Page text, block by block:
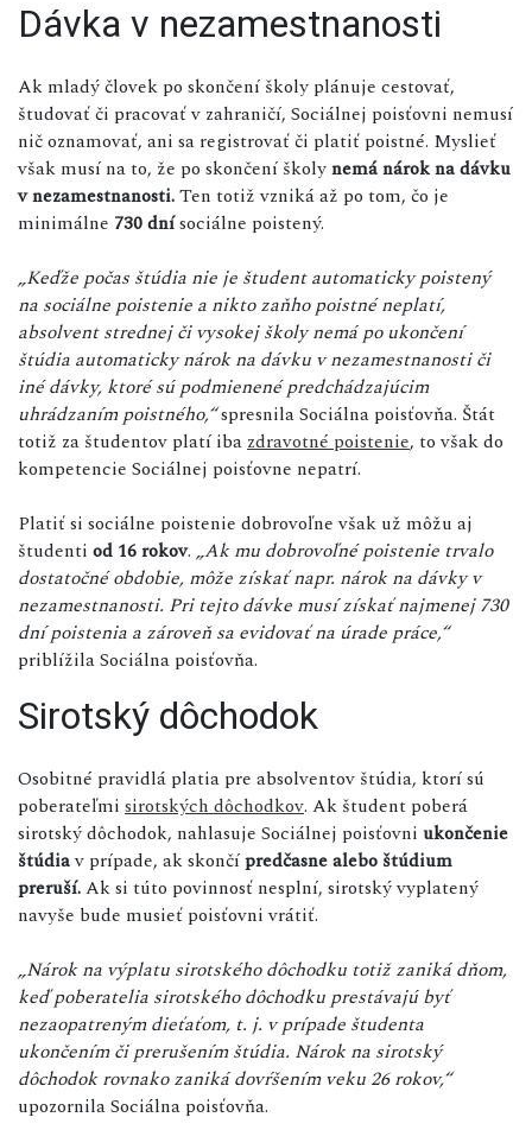
Dávka v nezamestnanosti
Ak mladý človek po skončení školy plánuje cestovať,
študovať či pracovať v zahraničí, Sociálnej poisťovni nemusí
nič oznamovať, ani sa registrovať či platiť poistné. Myslieť
však musí na to, že po skončení školynemá nárok na dávku
v nezamestnanosti.Ten totiž vzniká až po tom, čo je
minimálne 730 dnísociálne poistený.
„Keďže počas štúdia nie je študent automaticky poistený
na sociálne poistenie a nikto zaňho poistné neplatí,
absolvent strednej či vysokej školy nemá po ukončení
štúdia automaticky nárok na dávku v nezamestnanosti či
iné dávky, ktoré sú podmienené predchádzajúcim
uhrádzaním poistného,“spresnila Sociálna poisťovňa. Štát
totiž za študentov platí iba zdravotné poistenie, to však do
kompetencie Sociálnej poisťovne nepatrí.
Platiť si sociálne poistenie dobrovoľne však už môžu aj
študenti od 16 rokov. „Ak mu dobrovoľné poistenie trvalo
dostatočné obdobie, môže získať napr. nárok na dávky v
nezamestnanosti. Pri tejto dávke musí získať najmenej 730
dní poistenia a zároveň sa evidovať na úrade práce,“
priblížila Sociálna poisťovňa.
Sirotský dôchodok
Osobitné pravidlá platia pre absolventov štúdia, ktorí sú
poberateľmi sirotských dôchodkov. Ak študent poberá
sirotský dôchodok, nahlasuje Sociálnej poisťovni ukončenie
štúdiav prípade, ak skončípredčasne alebo štúdium
preruší.Ak si túto povinnosť nesplní, sirotský vyplatený
navyše bude musieť poisťovni vrátiť.
„Nárok na výplatu sirotského dôchodku totiž zaniká dňom,
keď poberatelia sirotského dôchodku prestávajú byť
nezaopatreným dieťaťom, t. j. v prípade študenta
ukončením či prerušením štúdia. Nárok na sirotský
dôchodok rovnako zaniká dovŕšením veku 26 rokov,“
upozornila Sociálna poisťovňa.